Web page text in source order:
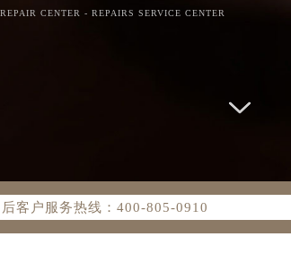
CENTER - REPAIRS SERVICE CENTER
客户服务热线：400-805-0910
805-0910，服务覆盖中国大陆、香港、
最新网点地址：